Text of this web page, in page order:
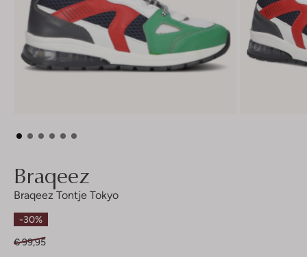
Braqeez
Braqeez Tontje Tokyo
-30%
€ 99,95